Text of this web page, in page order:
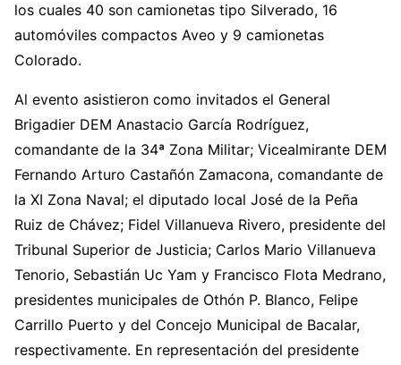
los cuales 40 son camionetas tipo Silverado, 16
automóviles compactos Aveo y 9 camionetas
Colorado.
Al evento asistieron como invitados el General
Brigadier DEM Anastacio García Rodríguez,
comandante de la 34ª Zona Militar; Vicealmirante DEM
Fernando Arturo Castañón Zamacona, comandante de
la XI Zona Naval; el diputado local José de la Peña
Ruiz de Chávez; Fidel Villanueva Rivero, presidente del
Tribunal Superior de Justicia; Carlos Mario Villanueva
Tenorio, Sebastián Uc Yam y Francisco Flota Medrano,
presidentes municipales de Othón P. Blanco, Felipe
Carrillo Puerto y del Concejo Municipal de Bacalar,
respectivamente. En representación del presidente